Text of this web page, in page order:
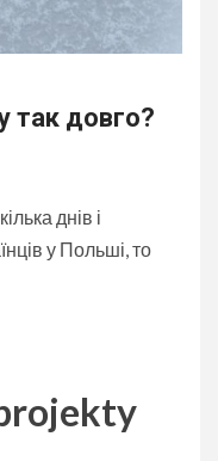
так довго?
днів і
у Польші, то